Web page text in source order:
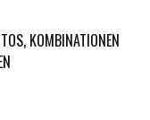
KOMBINATIONEN M